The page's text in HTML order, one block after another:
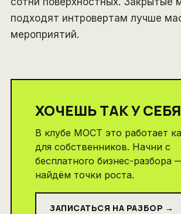
подходят интровертам лучше
мероприятий.
ХОЧЕШЬ ТАК У
В клубе МОСТ это работает
для собственников. Начни с
бесплатного бизнес-разбора
найдём точки роста.
ЗАПИСАТЬСЯ НА РАЗБОР →